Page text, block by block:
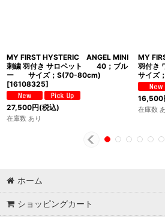
MY FIRST HYSTERIC ANGEL MINI
刺繍 羽付き サロペット 40；ブル
ー サイズ；S(70-80cm)
[16108325]
27,500円(税込)
在庫数 あり
MY
羽付
サイズ
16,500
在庫数
ホーム
ショッピングカート